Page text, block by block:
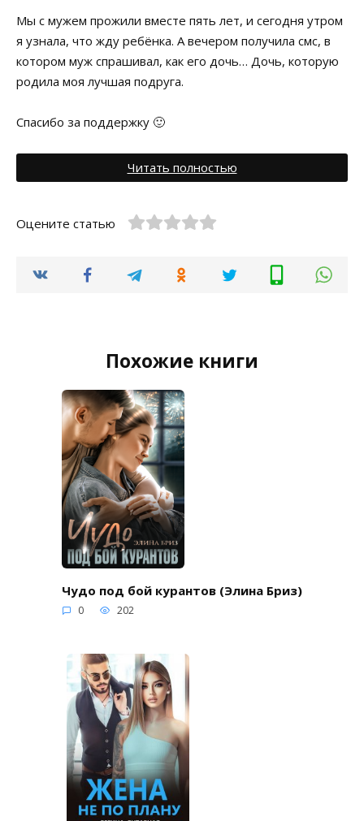
Мы с мужем прожили вместе пять лет, и сегодня утром
я узнала, что жду ребёнка. А вечером получила смс, в
котором муж спрашивал, как его дочь… Дочь, которую
родила моя лучшая подруга.
Спасибо за поддержку 🙂
Читать полностью
Оцените статью
Похожие книги
Чудо под бой курантов (Элина Бриз)
0 202